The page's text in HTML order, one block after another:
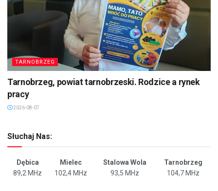
TARNOBRZEG
Tarnobrzeg, powiat tarnobrzeski. Rodzice a rynek
pracy
2026-08-07
Słuchaj Nas:
Dębica Mielec Stalowa Wola
Tarnobrzeg
89,2 MHz
102,4 MHz 93,5 MHz 104,7 MHz